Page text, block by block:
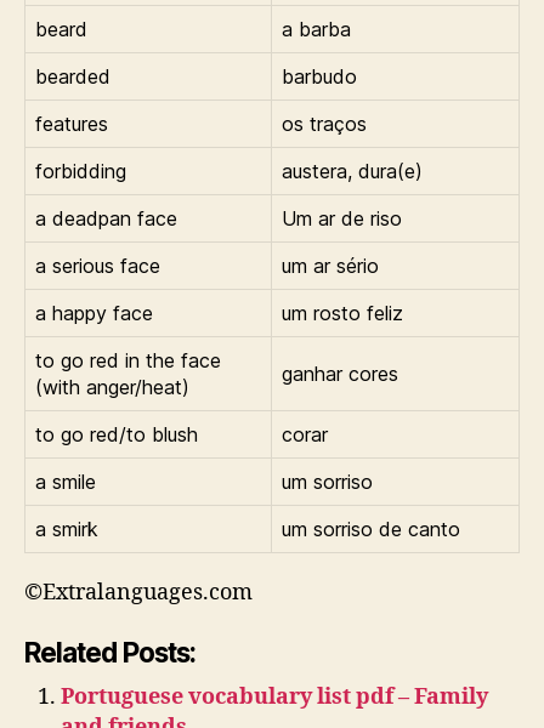
beard
a barba
bearded
barbudo
features
os traços
forbidding
austera, dura(e)
a deadpan face
Um ar de riso
a serious face
um ar sério
a happy face
um rosto feliz
to go red in the face
(with anger/heat)
ganhar cores
to go red/to blush
corar
a smile
um sorriso
a smirk
um sorriso de canto
©Extralanguages.com
Related Posts:
Portuguese vocabulary list pdf – Family